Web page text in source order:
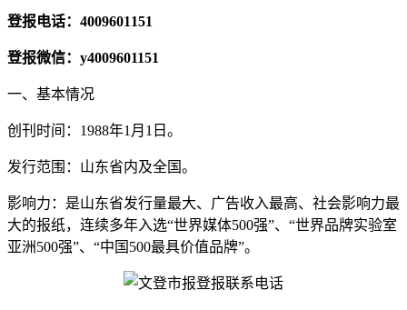
登报电话：4009601151
登报微信：y4009601151
一、基本情况
创刊时间：1988年1月1日。
发行范围：山东省内及全国。
影响力：是山东省发行量最大、广告收入最高、社会影响力最
大的报纸，连续多年入选“世界媒体500强”、“世界品牌实验室
亚洲500强”、“中国500最具价值品牌”。